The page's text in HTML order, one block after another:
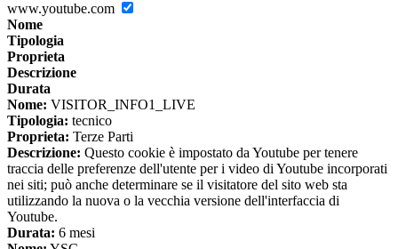
www.youtube.com
Nome
Tipologia
Proprieta
Descrizione
Durata
Nome: VISITOR_INFO1_LIVE
Tipologia: tecnico
Proprieta: Terze Parti
Descrizione: Questo cookie è impostato da Youtube per tenere
traccia delle preferenze dell'utente per i video di Youtube incorporati
nei siti; può anche determinare se il visitatore del sito web sta
utilizzando la nuova o la vecchia versione dell'interfaccia di
Youtube.
Durata: 6 mesi